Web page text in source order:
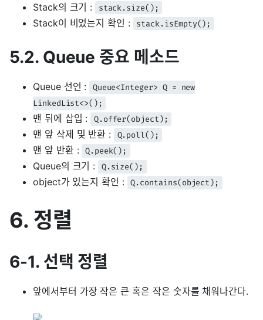
Stack의 크기 : stack.size();
Stack이 비었는지 확인 : stack.isEmpty();
5.2. Queue 중요 메소드
Queue 선언 :
Queue<Integer> Q = new
LinkedList<>();
맨 뒤에 삽입 : Q.offer(object);
맨 앞 삭제 및 반환 : Q.poll();
맨 앞 반환 : Q.peek();
Queue의 크기 : Q.size();
object가 있는지 확인 : Q.contains(object);
6. 정렬
6-1. 선택 정렬
앞에서부터 가장 작은 큰 혹은 작은 숫자를 채워나간다.